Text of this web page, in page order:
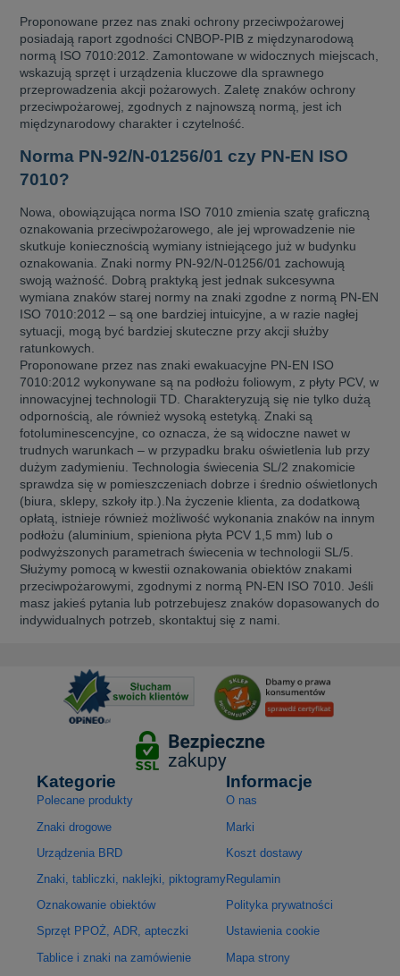
Proponowane przez nas znaki ochrony przeciwpożarowej
posiadają raport zgodności CNBOP-PIB z międzynarodową
normą ISO 7010:2012. Zamontowane w widocznych miejscach,
wskazują sprzęt i urządzenia kluczowe dla sprawnego
przeprowadzenia akcji pożarowych. Zaletę znaków ochrony
przeciwpożarowej, zgodnych z najnowszą normą, jest ich
międzynarodowy charakter i czytelność.
Norma PN-92/N-01256/01 czy PN-EN ISO
7010?
Nowa, obowiązująca norma ISO 7010 zmienia szatę graficzną
oznakowania przeciwpożarowego, ale jej wprowadzenie nie
skutkuje koniecznością wymiany istniejącego już w budynku
oznakowania. Znaki normy PN-92/N-01256/01 zachowują
swoją ważność. Dobrą praktyką jest jednak sukcesywna
wymiana znaków starej normy na znaki zgodne z normą PN-EN
ISO 7010:2012 – są one bardziej intuicyjne, a w razie nagłej
sytuacji, mogą być bardziej skuteczne przy akcji służby
ratunkowych.
Proponowane przez nas znaki ewakuacyjne PN-EN ISO
7010:2012 wykonywane są na podłożu foliowym, z płyty PCV, w
innowacyjnej technologii TD. Charakteryzują się nie tylko dużą
odpornością, ale również wysoką estetyką. Znaki są
fotoluminescencyjne, co oznacza, że są widoczne nawet w
trudnych warunkach – w przypadku braku oświetlenia lub przy
dużym zadymieniu. Technologia świecenia SL/2 znakomicie
sprawdza się w pomieszczeniach dobrze i średnio oświetlonych
(biura, sklepy, szkoły itp.). Na życzenie klienta, za dodatkową
opłatą, istnieje również możliwość wykonania znaków na innym
podłożu (aluminium, spieniona płyta PCV 1,5 mm) lub o
podwyższonych parametrach świecenia w technologii SL/5.
Służymy pomocą w kwestii oznakowania obiektów znakami
przeciwpożarowymi, zgodnymi z normą PN-EN ISO 7010. Jeśli
masz jakieś pytania lub potrzebujesz znaków dopasowanych do
indywidualnych potrzeb, skontaktuj się z nami.
Kategorie
Polecane produkty
Znaki drogowe
Urządzenia BRD
Znaki, tabliczki, naklejki, piktogramy
Oznakowanie obiektów
Sprzęt PPOŻ, ADR, apteczki
Tablice i znaki na zamówienie
Informacje
O nas
Marki
Koszt dostawy
Regulamin
Polityka prywatności
Ustawienia cookie
Mapa strony